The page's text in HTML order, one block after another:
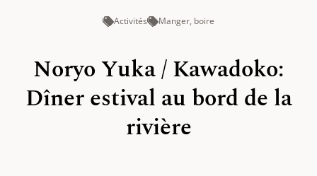
Activités Manger, boire
Noryo Yuka / Kawadoko:
Dîner estival au bord de la
rivière